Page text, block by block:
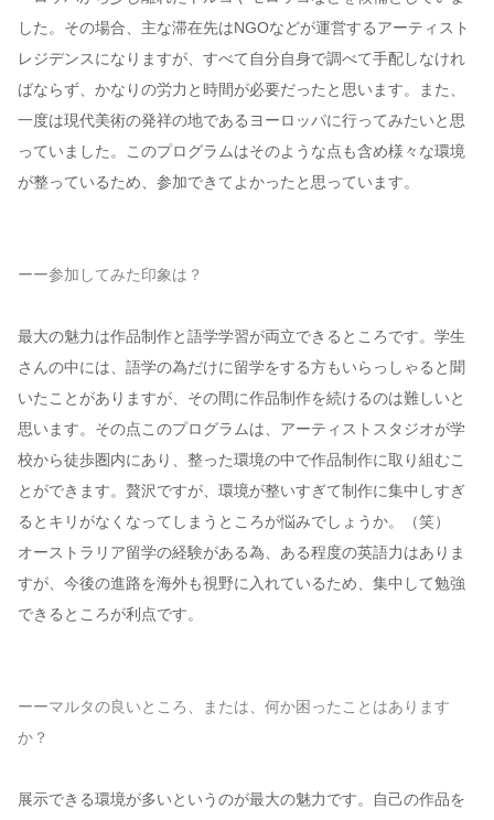
した。その場合、主な滞在先はNGOなどが運営するアーティスト
レジデンスになりますが、すべて自分自身で調べて手配しなけれ
ばならず、かなりの労力と時間が必要だったと思います。また、
一度は現代美術の発祥の地であるヨーロッパに行ってみたいと思
っていました。このプログラムはそのような点も含め様々な環境
が整っているため、参加できてよかったと思っています。
ーー参加してみた印象は？
最大の魅力は作品制作と語学学習が両立できるところです。学生
さんの中には、語学の為だけに留学をする方もいらっしゃると聞
いたことがありますが、その間に作品制作を続けるのは難しいと
思います。その点このプログラムは、アーティストスタジオが学
校から徒歩圏内にあり、整った環境の中で作品制作に取り組むこ
とができます。贅沢ですが、環境が整いすぎて制作に集中しすぎ
るとキリがなくなってしまうところが悩みでしょうか。（笑）
オーストラリア留学の経験がある為、ある程度の英語力はありま
すが、今後の進路を海外も視野に入れているため、集中して勉強
できるところが利点です。
ーーマルタの良いところ、または、何か困ったことはあります
か？
展示できる環境が多いというのが最大の魅力です。自己の作品を